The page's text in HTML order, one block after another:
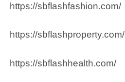
https://sbflashfashion.com/
https://sbflashproperty.com/
https://sbflashhealth.com/